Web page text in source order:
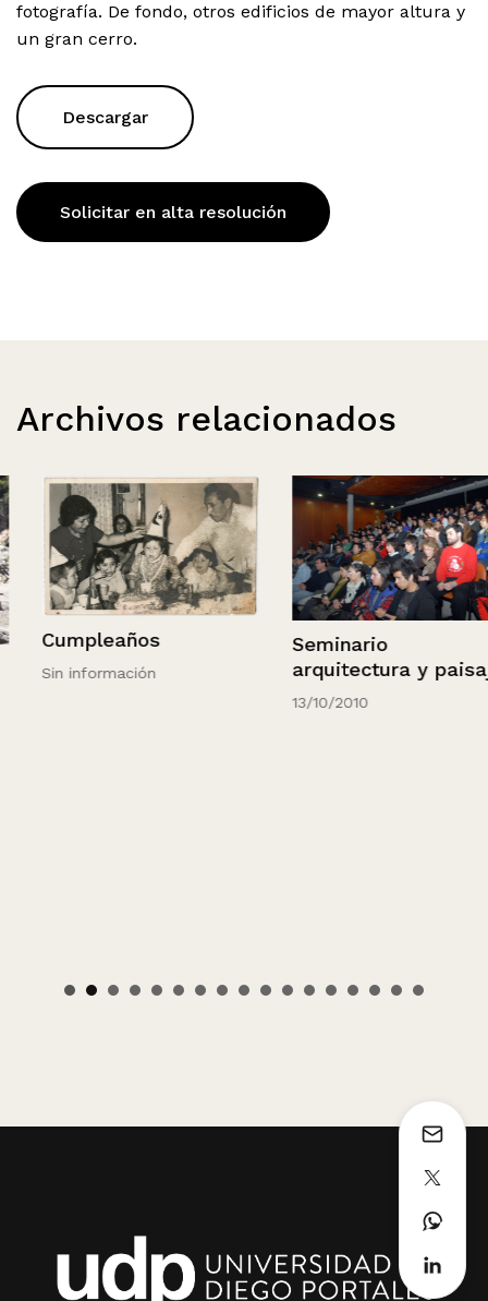
fotografía. De fondo, otros edificios de mayor altura y
un gran cerro.
Descargar
Solicitar en alta resolución
Archivos relacionados
Cumpleaños
Sin información
Seminario
arquitectura y paisaje
13/10/2010